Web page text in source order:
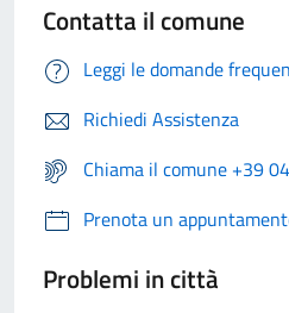
Contatta il comune
Leggi le domande
Richiedi Assistenza
Chiama il comune +39
Prenota un
Problemi in città